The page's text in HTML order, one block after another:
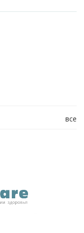
все